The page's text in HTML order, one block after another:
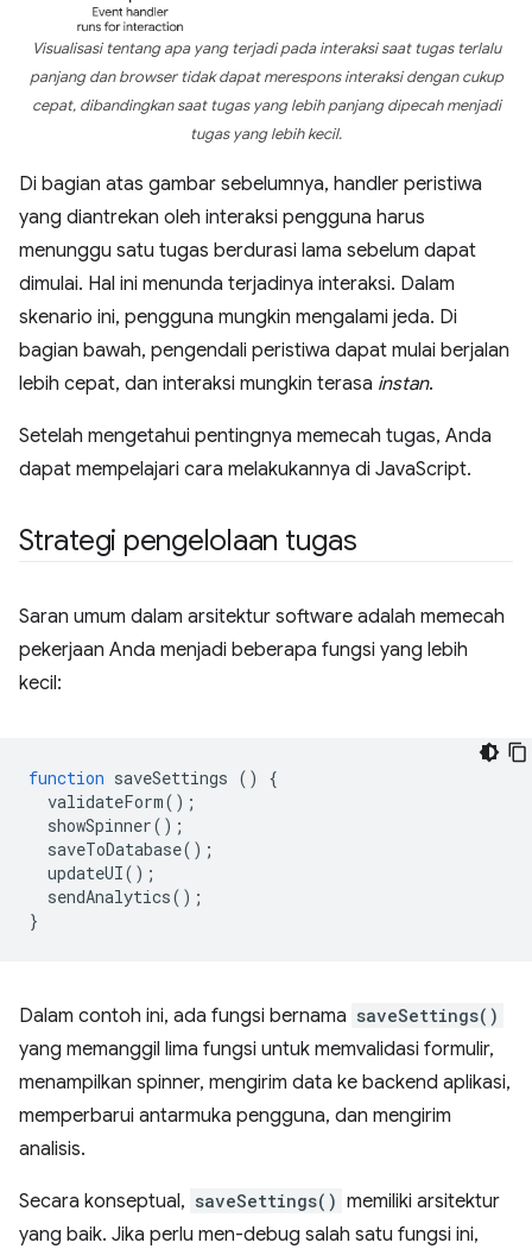
Visualisasi tentang apa yang terjadi pada interaksi saat tugas terlalu
panjang dan browser tidak dapat merespons interaksi dengan cukup
cepat, dibandingkan saat tugas yang lebih panjang dipecah menjadi
tugas yang lebih kecil.
Di bagian atas gambar sebelumnya, handler peristiwa
yang diantrekan oleh interaksi pengguna harus
menunggu satu tugas berdurasi lama sebelum dapat
dimulai. Hal ini menunda terjadinya interaksi. Dalam
skenario ini, pengguna mungkin mengalami jeda. Di
bagian bawah, pengendali peristiwa dapat mulai berjalan
lebih cepat, dan interaksi mungkin terasa instan.
Setelah mengetahui pentingnya memecah tugas, Anda
dapat mempelajari cara melakukannya di JavaScript.
Strategi pengelolaan tugas
Saran umum dalam arsitektur software adalah memecah
pekerjaan Anda menjadi beberapa fungsi yang lebih
kecil:
function saveSettings ()
{
validateForm();
showSpinner();
saveToDatabase();
updateUI();
sendAnalytics();
}
Dalam contoh ini, ada fungsi bernama saveSettings()
yang memanggil lima fungsi untuk memvalidasi formulir,
menampilkan spinner, mengirim data ke backend aplikasi,
memperbarui antarmuka pengguna, dan mengirim
analisis.
Secara konseptual, saveSettings() memiliki arsitektur
yang baik. Jika perlu men-debug salah satu fungsi ini,